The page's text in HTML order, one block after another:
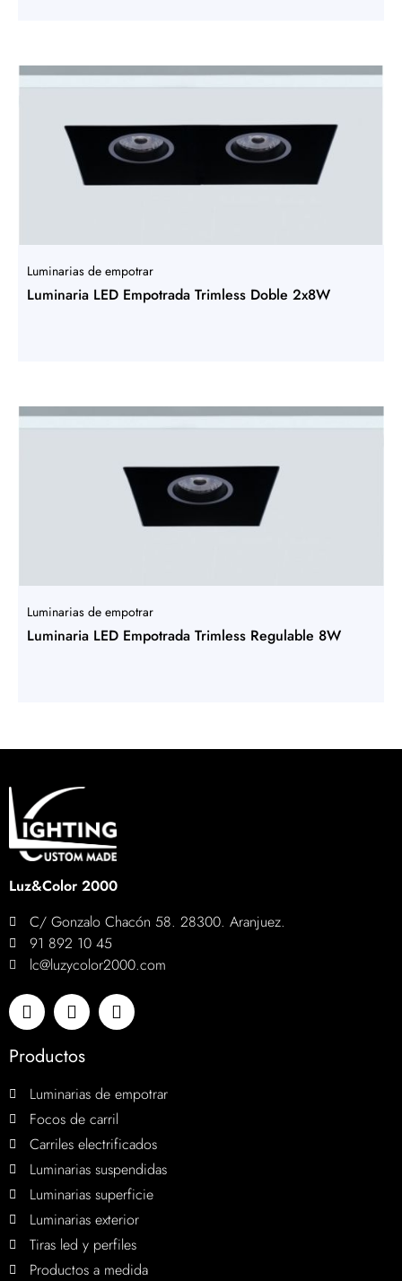
Luminarias de empotrar
Luminaria LED Empotrada Trimless Doble 2x8W
Luminarias de empotrar
Luminaria LED Empotrada Trimless Regulable 8W
Luz&Color 2000
C/ Gonzalo Chacón 58. 28300. Aranjuez.
91 892 10 45
lc@luzycolor2000.com
Productos
Luminarias de empotrar
Focos de carril
Carriles electrificados
Luminarias suspendidas
Luminarias superficie
Luminarias exterior
Tiras led y perfiles
Productos a medida